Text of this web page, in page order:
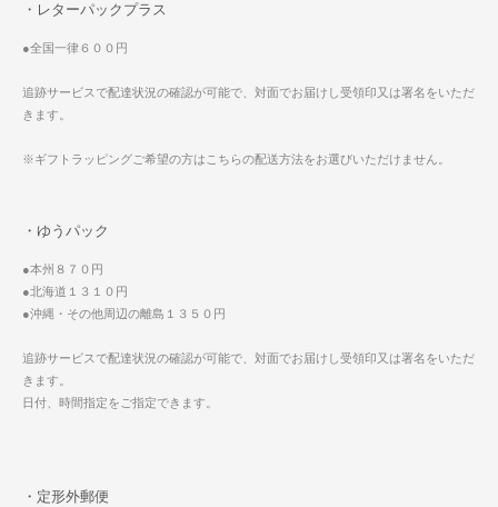
・レターパックプラス
●全国一律６００円
追跡サービスで配達状況の確認が可能で、対面でお届けし受領印又は署名をいただ
きます。
※ギフトラッピングご希望の方はこちらの配送方法をお選びいただけません。
・ゆうパック
●本州８７０円
●北海道１３１０円
●沖縄・その他周辺の離島１３５０円
追跡サービスで配達状況の確認が可能で、対面でお届けし受領印又は署名をいただ
きます。
日付、時間指定をご指定できます。
・定形外郵便